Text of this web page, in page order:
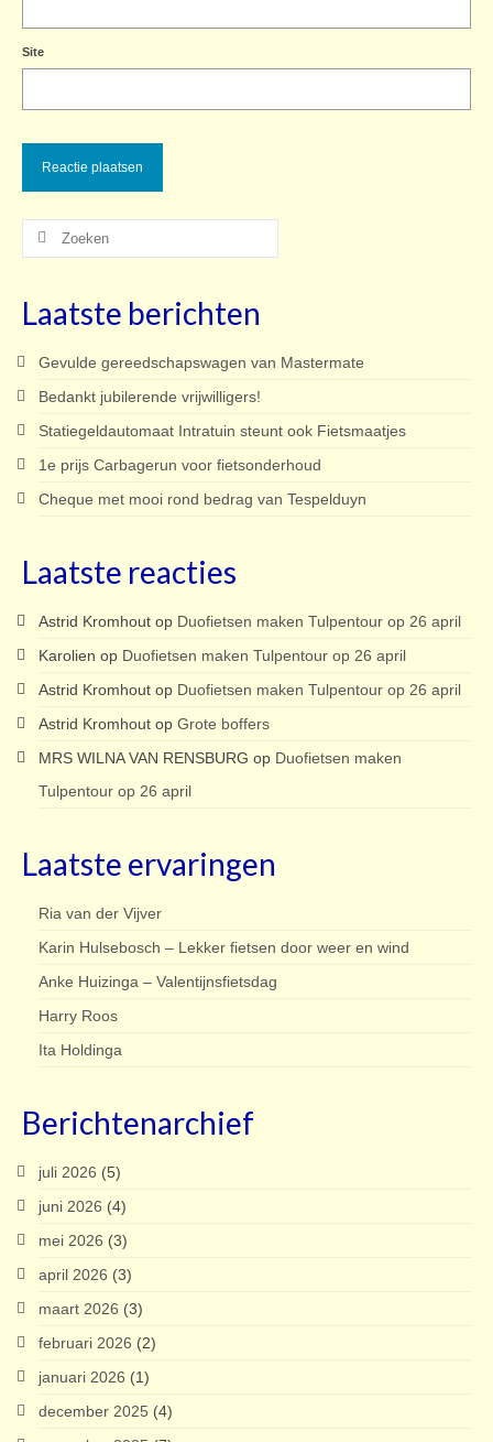
Site
Zoeken
Laatste berichten
Gevulde gereedschapswagen van Mastermate
Bedankt jubilerende vrijwilligers!
Statiegeldautomaat Intratuin steunt ook Fietsmaatjes
1e prijs Carbagerun voor fietsonderhoud
Cheque met mooi rond bedrag van Tespelduyn
Laatste reacties
Astrid Kromhout op Duofietsen maken Tulpentour op 26 april
Karolien op Duofietsen maken Tulpentour op 26 april
Astrid Kromhout op Duofietsen maken Tulpentour op 26 april
Astrid Kromhout op Grote boffers
MRS WILNA VAN RENSBURG op Duofietsen maken
Tulpentour op 26 april
Laatste ervaringen
Ria van der Vijver
Karin Hulsebosch – Lekker fietsen door weer en wind
Anke Huizinga – Valentijnsfietsdag
Harry Roos
Ita Holdinga
Berichtenarchief
juli 2026 (5)
juni 2026 (4)
mei 2026 (3)
april 2026 (3)
maart 2026 (3)
februari 2026 (2)
januari 2026 (1)
december 2025 (4)